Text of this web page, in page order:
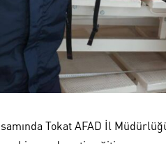
Tokat AFAD İl